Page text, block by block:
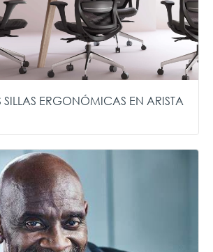
SILLAS ERGONÓMICAS EN ARISTA